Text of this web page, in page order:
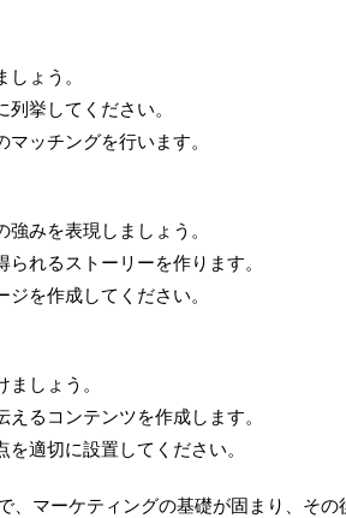
ょう。
挙してください。
ッチングを行います。
みを表現しましょう。
れるストーリーを作ります。
を作成してください。
しょう。
るコンテンツを作成します。
適切に設置してください。
、マーケティングの基礎が固まり、その